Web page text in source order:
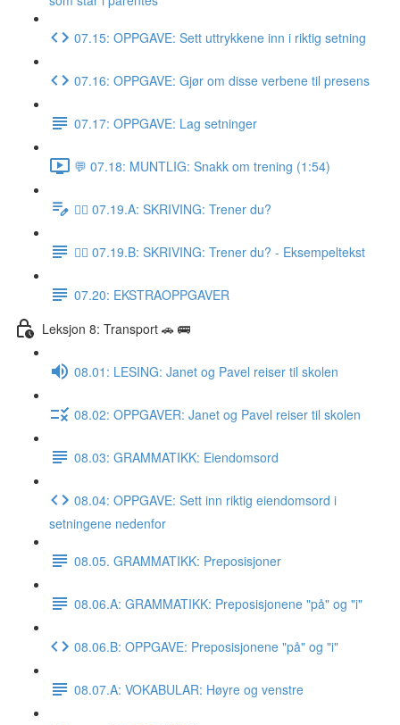
07.15: OPPGAVE: Sett uttrykkene inn i riktig setning
07.16: OPPGAVE: Gjør om disse verbene til presens
07.17: OPPGAVE: Lag setninger
💬 07.18: MUNTLIG: Snakk om trening (1:54)
✍🏼 07.19.A: SKRIVING: Trener du?
✍🏼 07.19.B: SKRIVING: Trener du? - Eksempeltekst
07.20: EKSTRAOPPGAVER
Leksjon 8: Transport 🚗 🚌
08.01: LESING: Janet og Pavel reiser til skolen
08.02: OPPGAVER: Janet og Pavel reiser til skolen
08.03: GRAMMATIKK: Eiendomsord
08.04: OPPGAVE: Sett inn riktig eiendomsord i
setningene nedenfor
08.05. GRAMMATIKK: Preposisjoner
08.06.A: GRAMMATIKK: Preposisjonene "på" og "i"
08.06.B: OPPGAVE: Preposisjonene "på" og "i"
08.07.A: VOKABULAR: Høyre og venstre